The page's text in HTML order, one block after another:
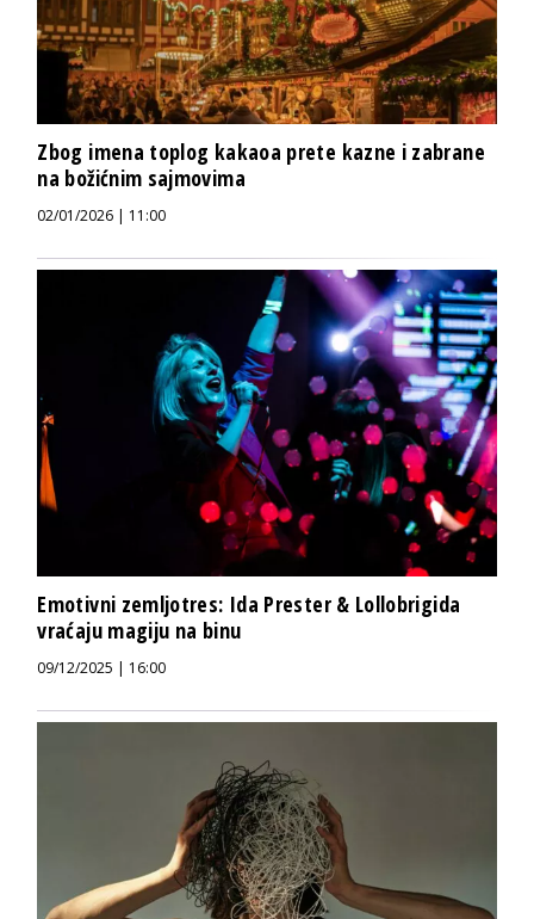
Zbog imena toplog kakaoa prete kazne i zabrane
na božićnim sajmovima
02/01/2026 | 11:00
Emotivni zemljotres: Ida Prester & Lollobrigida
vraćaju magiju na binu
09/12/2025 | 16:00